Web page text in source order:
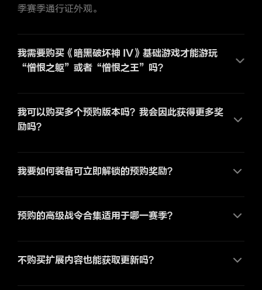
季赛季通行证外观。
我需要购买《暗黑破坏神 IV》基础游戏才能游玩
“憎恨之躯”或者“憎恨之王”吗？
我可以购买多个预购版本吗？我会因此获得更多奖
励吗？
我要如何装备可立即解锁的预购奖励？
预购的高级战令合集适用于哪一赛季？
不购买扩展内容也能获取更新吗？